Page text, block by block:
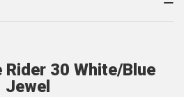
Rider 30 White/Blue
Jewel